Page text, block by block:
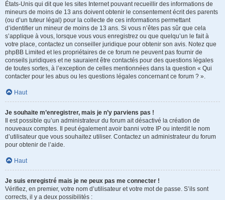
États-Unis qui dit que les sites Internet pouvant recueillir des informations de
mineurs de moins de 13 ans doivent obtenir le consentement écrit des parents
(ou d’un tuteur légal) pour la collecte de ces informations permettant
d’identifier un mineur de moins de 13 ans. Si vous n’êtes pas sûr que cela
s’applique à vous, lorsque vous vous enregistrez ou que quelqu’un le fait à
votre place, contactez un conseiller juridique pour obtenir son avis. Notez que
phpBB Limited et les propriétaires de ce forum ne peuvent pas fournir de
conseils juridiques et ne sauraient être contactés pour des questions légales
de toutes sortes, à l’exception de celles mentionnées dans la question « Qui
contacter pour les abus ou les questions légales concernant ce forum ? ».
Haut
Je souhaite m’enregistrer, mais je n’y parviens pas !
Il est possible qu’un administrateur du forum ait désactivé la création de
nouveaux comptes. Il peut également avoir banni votre IP ou interdit le nom
d’utilisateur que vous souhaitez utiliser. Contactez un administrateur du forum
pour obtenir de l’aide.
Haut
Je suis enregistré mais je ne peux pas me connecter !
Vérifiez, en premier, votre nom d’utilisateur et votre mot de passe. S’ils sont
corrects, il y a deux possibilités :